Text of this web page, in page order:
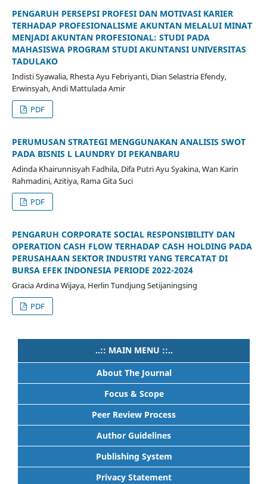
PENGARUH PERSEPSI PROFESI DAN MOTIVASI KARIER
TERHADAP PROFESIONALISME AKUNTAN MELALUI MINAT
MENJADI AKUNTAN PROFESIONAL: STUDI PADA
MAHASISWA PROGRAM STUDI AKUNTANSI UNIVERSITAS
TADULAKO
Indisti Syawalia, Rhesta Ayu Febriyanti, Dian Selastria Efendy,
Erwinsyah, Andi Mattulada Amir
PDF
PERUMUSAN STRATEGI MENGGUNAKAN ANALISIS SWOT
PADA BISNIS L LAUNDRY DI PEKANBARU
Adinda Khairunnisyah Fadhila, Difa Putri Ayu Syakina, Wan Karin
Rahmadini, Azitiya, Rama Gita Suci
PDF
PENGARUH CORPORATE SOCIAL RESPONSIBILITY DAN
OPERATION CASH FLOW TERHADAP CASH HOLDING PADA
PERUSAHAAN SEKTOR INDUSTRI YANG TERCATAT DI
BURSA EFEK INDONESIA PERIODE 2022-2024
Gracia Ardina Wijaya, Herlin Tundjung Setijaningsing
PDF
..:: MAIN MENU ::..
About The Journal
Focus & Scope
Peer Review Process
Author Guidelines
Publishing System
Privacy Statement